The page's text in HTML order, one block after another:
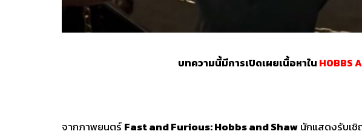
บทความนี้มีการเปิดเผยเนื้อหาใน HOBBS
จากภาพยนตร์Fast and Furious: Hobbs and Shawนักแสดงรับเ